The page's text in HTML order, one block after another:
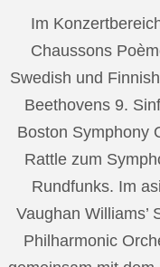
Im
Chaussons
Swedish und
Beethovens 9.
Boston Symphony
Rattle zum
Rundfunks. Im
Vaughan Williams’
Philharmonic